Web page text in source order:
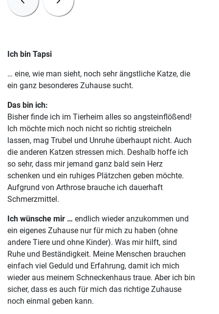
Ich bin Tapsi
… eine, wie man sieht, noch sehr ängstliche Katze, die
ein ganz besonderes Zuhause sucht.
Das bin ich:
Bisher finde ich im Tierheim alles so angsteinflößend!
Ich möchte mich noch nicht so richtig streicheln
lassen, mag Trubel und Unruhe überhaupt nicht. Auch
die anderen Katzen stressen mich. Deshalb hoffe ich
so sehr, dass mir jemand ganz bald sein Herz
schenken und ein ruhiges Plätzchen geben möchte.
Aufgrund von Arthrose brauche ich dauerhaft
Schmerzmittel.
Ich wünsche mir … endlich wieder anzukommen und
ein eigenes Zuhause nur für mich zu haben (ohne
andere Tiere und ohne Kinder). Was mir hilft, sind
Ruhe und Beständigkeit. Meine Menschen brauchen
einfach viel Geduld und Erfahrung, damit ich mich
wieder aus meinem Schneckenhaus traue. Aber ich bin
sicher, dass es auch für mich das richtige Zuhause
noch einmal geben kann.